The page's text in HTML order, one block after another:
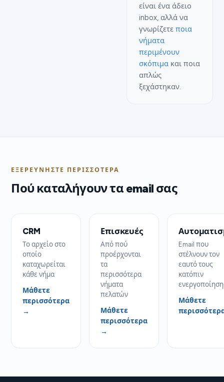
είναι ένα άδειο
inbox, αλλά να
γνωρίζετε ποια
νήματα
περιμένουν
σκόπιμακαι ποια
απλώς
ξεχάστηκαν.
ΕΞΕΡΕΥΝΉΣΤΕ ΠΕΡΙΣΣΌΤΕΡΑ
Πού καταλήγουν τα email σας
CRM
Το αρχείο στο
οποίο
καταχωρείται
κάθε νήμα
Μάθετε
περισσότερα
→
Επισκευές
Από πού
προέρχονται
τα
περισσότερα
νήματα
πελατών
Μάθετε
περισσότερα
→
Email που
στέλνουν τον
εαυτό τους
κατόπιν
Μάθετε